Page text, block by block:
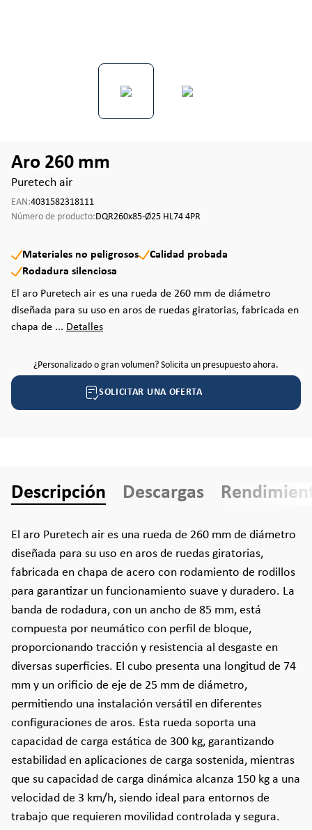
Aro 260 mm
Puretech air
EAN:4031582318111
Número de producto:DQR260x85-Ø25 HL74 4PR
Materiales no peligrosos
Calidad probada
Rodadura silenciosa
El aro Puretech air es una rueda de 260 mm de diámetro
diseñada para su uso en aros de ruedas giratorias, fabricada en
chapa de ... Detalles
¿Personalizado o gran volumen? Solicita un presupuesto ahora.
SOLICITAR UNA OFERTA
Descripción Descargas
El aro Puretech air es una rueda de 260 mm de diámetro
diseñada para su uso en aros de ruedas giratorias,
fabricada en chapa de acero con rodamiento de rodillos
para garantizar un funcionamiento suave y duradero. La
banda de rodadura, con un ancho de 85 mm, está
compuesta por neumático con perfil de bloque,
proporcionando tracción y resistencia al desgaste en
diversas superficies. El cubo presenta una longitud de 74
mm y un orificio de eje de 25 mm de diámetro,
permitiendo una instalación versátil en diferentes
configuraciones de aros. Esta rueda soporta una
capacidad de carga estática de 300 kg, garantizando
estabilidad en aplicaciones de carga sostenida, mientras
que su capacidad de carga dinámica alcanza 150 kg a una
velocidad de 3 km/h, siendo ideal para entornos de
trabajo que requieren movilidad controlada y segura.